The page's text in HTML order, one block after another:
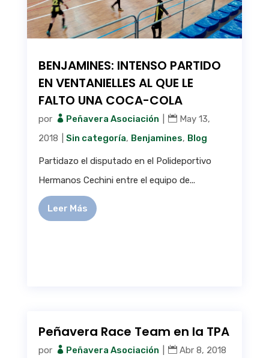
BENJAMINES: INTENSO PARTIDO
EN VENTANIELLES AL QUE LE
FALTO UNA COCA-COLA
por Peñavera Asociación
May 13,
2018
Sin categoría, Benjamines, Blog
Partidazo el disputado en el Polideportivo
Hermanos Cechini entre el equipo de...
Leer Más
Peñavera Race Team en la TPA
por Peñavera Asociación Abr 8, 2018